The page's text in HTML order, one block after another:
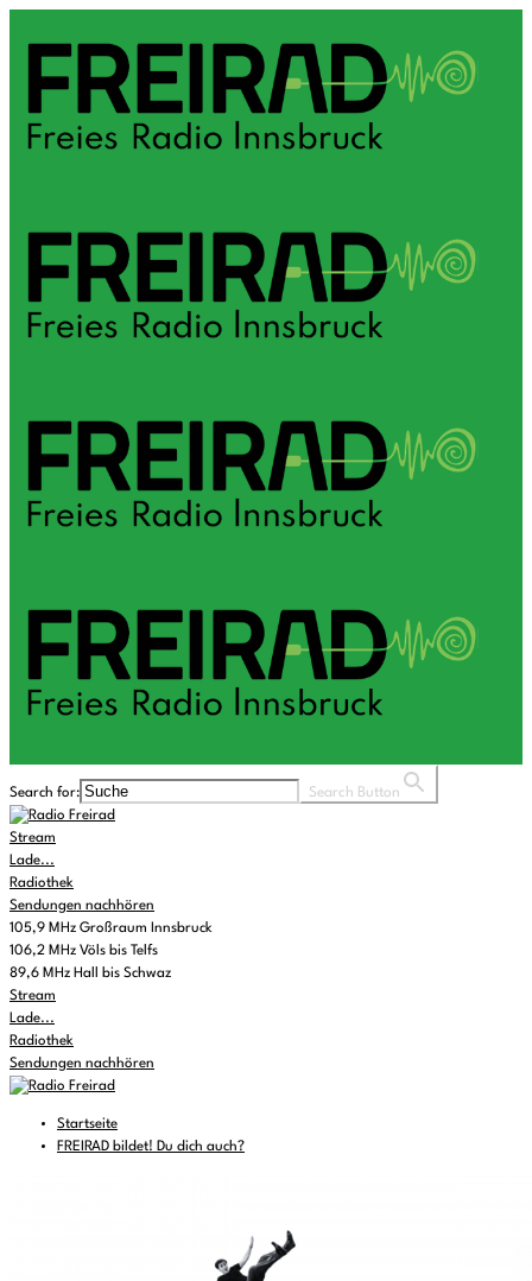
Search for: Search Button
Stream
Lade...
Radiothek
Sendungen nachhören
105,9 MHz Großraum Innsbruck
106,2 MHz Völs bis Telfs
89,6 MHz Hall bis Schwaz
Stream
Lade...
Radiothek
Sendungen nachhören
Startseite
FREIRAD bildet! Du dich auch?